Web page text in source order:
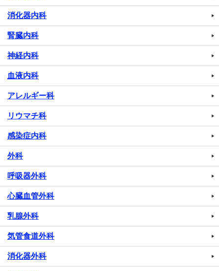
消化器内科
腎臓内科
神経内科
血液内科
アレルギー科
リウマチ科
感染症内科
外科
呼吸器外科
心臓血管外科
乳腺外科
気管食道外科
消化器外科